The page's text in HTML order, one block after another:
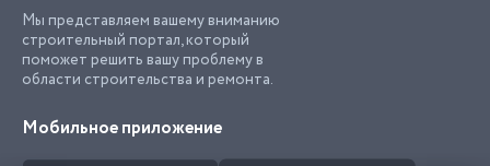
Мы представляем вашему вниманию
строительный портал, который
поможет решить вашу проблему в
области строительства и ремонта.
Мобильное приложение